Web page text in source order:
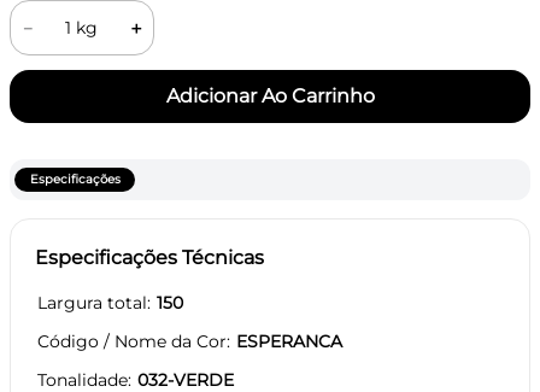
＋
－
Especificações
Especificações Técnicas
Largura total 150
Código / Nome da Cor ESPERANCA
Tonalidade 032-VERDE